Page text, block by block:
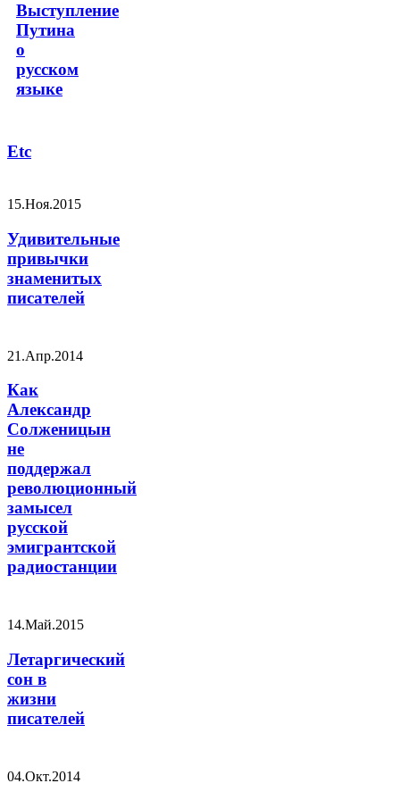
Выступление
Путина
о
русском
языке
Etc
15.Ноя.2015
Удивительные
привычки
знаменитых
писателей
21.Апр.2014
Как
Александр
Солженицын
не
поддержал
революционный
замысел
русской
эмигрантской
радиостанции
14.Май.2015
Летаргический
сон в
жизни
писателей
04.Окт.2014